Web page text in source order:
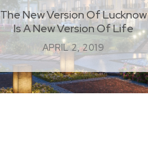
The New Version Of Lucknow
Is A New Version Of Life
APRIL 2, 2019